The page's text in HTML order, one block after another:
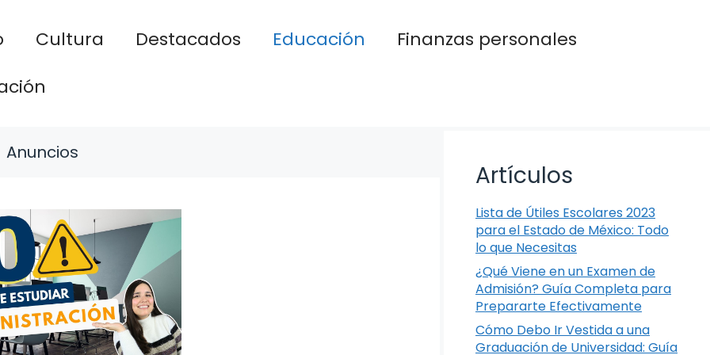
Cultura Destacados Educación
Finanzas personales
Anuncios
Artículos
Lista de Útiles Escolares 2023
para el Estado de México: Todo
lo que Necesitas
¿Qué Viene en un Examen de
Admisión? Guía Completa para
Prepararte Efectivamente
Cómo Debo Ir Vestida a una
Graduación de Universidad: Guía